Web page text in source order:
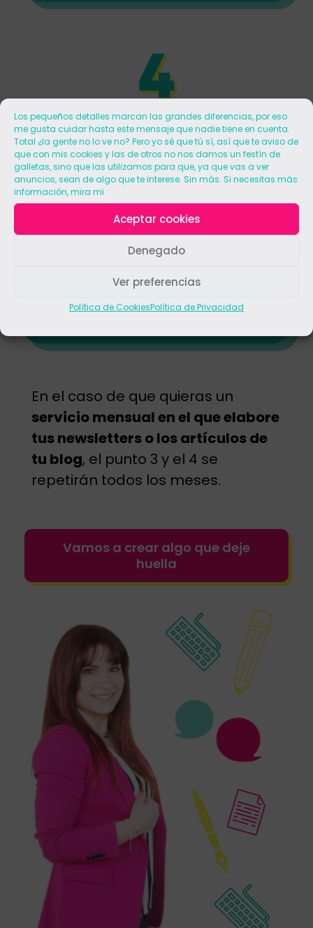
Los pequeños detalles marcan las grandes diferencias, por eso
me gusta cuidar hasta este mensaje que nadie tiene en cuenta.
Total ¿la gente no lo ve no? Pero yo sé que tú sí, así que te aviso de
que con mis cookies y las de otros no nos damos un festín de
galletas, sino que las utilizamos para que, ya que vas a ver
anuncios, sean de algo que te interese. Sin más. Si necesitas más
información, mira mi
Aceptar cookies
Denegado
Ver preferencias
Política de CookiesPolítica de Privacidad
Revisión y ajustes
Por último te entregaré los textos para que
los revises porque nadie conoce tu marca
como tú.
Si todo te parece bien, ya tienes tus textos, y
si no, no te preocupes, no siempre se acierta
a la primera y por eso tienes la opción de
proponer cambios para que haga las
rectificaciones necesarias para dejarlos
En el caso de que quieras un
servicio mensual en el que elabore
tus newsletters o los artículos de
tu blog, el punto 3 y el 4 se
repetirán todos los meses.
Vamos a crear algo que deje
huella